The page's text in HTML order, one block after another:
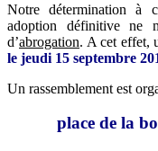
Notre détermination à
adoption définitive ne
d’abrogation. A cet effet,
le jeudi 15 septembre
Un rassemblement est
place de la